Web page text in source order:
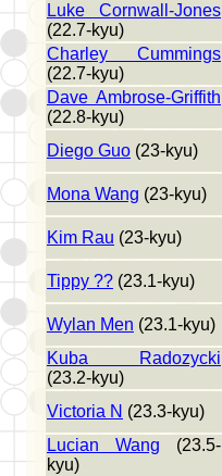
Luke Cornwall-Jones
(22.7-kyu)
Charley Cummings
(22.7-kyu)
Dave Ambrose-Griffith
(22.8-kyu)
Diego Guo (23-kyu)
Mona Wang (23-kyu)
Kim Rau (23-kyu)
Tippy ?? (23.1-kyu)
Wylan Men (23.1-kyu)
Kuba Radozycki
(23.2-kyu)
Victoria N (23.3-kyu)
Lucian Wang (23.5-
kyu)